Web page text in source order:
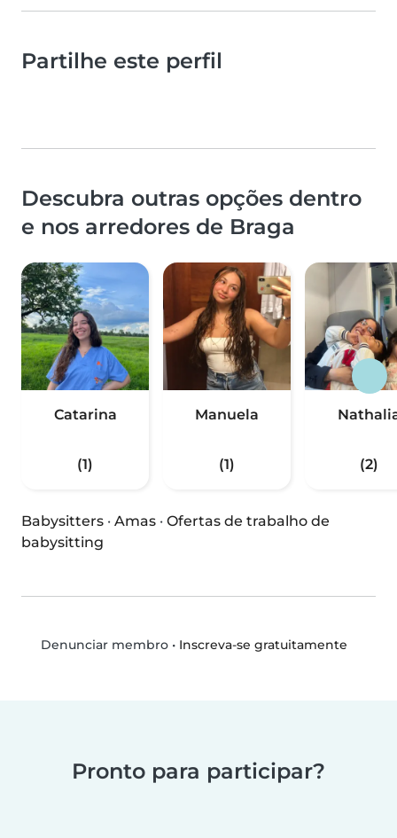
Partilhe este perfil
Descubra outras opções dentro
e nos arredores de Braga
Catarina
(1)
Manuela
(1) (2)
Babysitters · Amas · Ofertas de trabalho de
babysitting
Denunciar membro• Inscreva-se gratuitamente
Pronto para participar?